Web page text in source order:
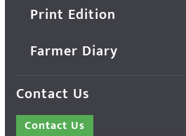
Print Edition
Farmer Diary
Contact Us
Contact Us